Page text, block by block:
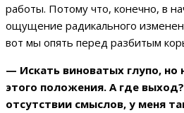
работы. Потому что, конечно, в
ощущение радикального
вот мы опять перед разбитым
— Искать виноватых глупо, но
этого положения. А где
отсутствии смыслов, у меня